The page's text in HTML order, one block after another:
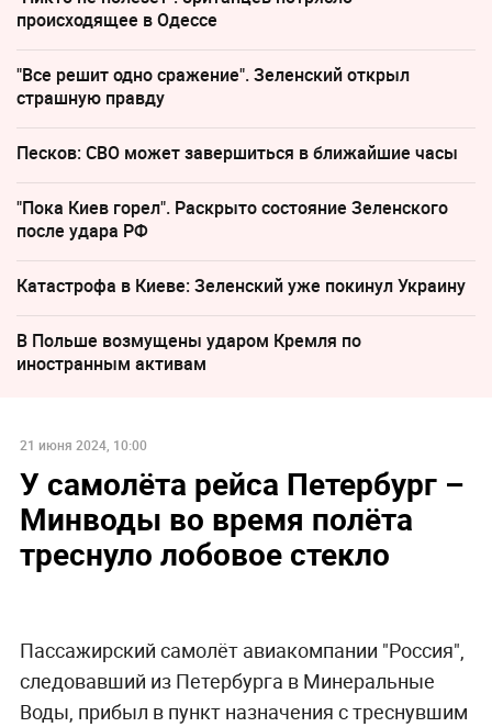
происходящее в Одессе
"Все решит одно сражение". Зеленский открыл
страшную правду
Песков: СВО может завершиться в ближайшие часы
"Пока Киев горел". Раскрыто состояние Зеленского
после удара РФ
Катастрофа в Киеве: Зеленский уже покинул Украину
В Польше возмущены ударом Кремля по
иностранным активам
21 июня 2024, 10:00
У самолёта рейса Петербург –
Минводы во время полёта
треснуло лобовое стекло
Пассажирский самолёт авиакомпании "Россия",
следовавший из Петербурга в Минеральные
Воды, прибыл в пункт назначения с треснувшим